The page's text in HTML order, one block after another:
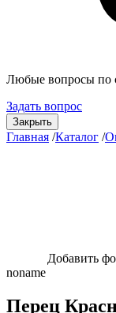
Любые вопросы по
Задать вопрос
Закрыть
Главная /Каталог /
Добавить
noname
Перец